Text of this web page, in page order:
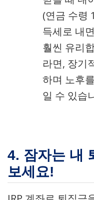
(연금 수령
득세로 내
훨씬 유리
라면, 장기
하며 노후
일 수 있습
4. 잠자는 내
보세요!